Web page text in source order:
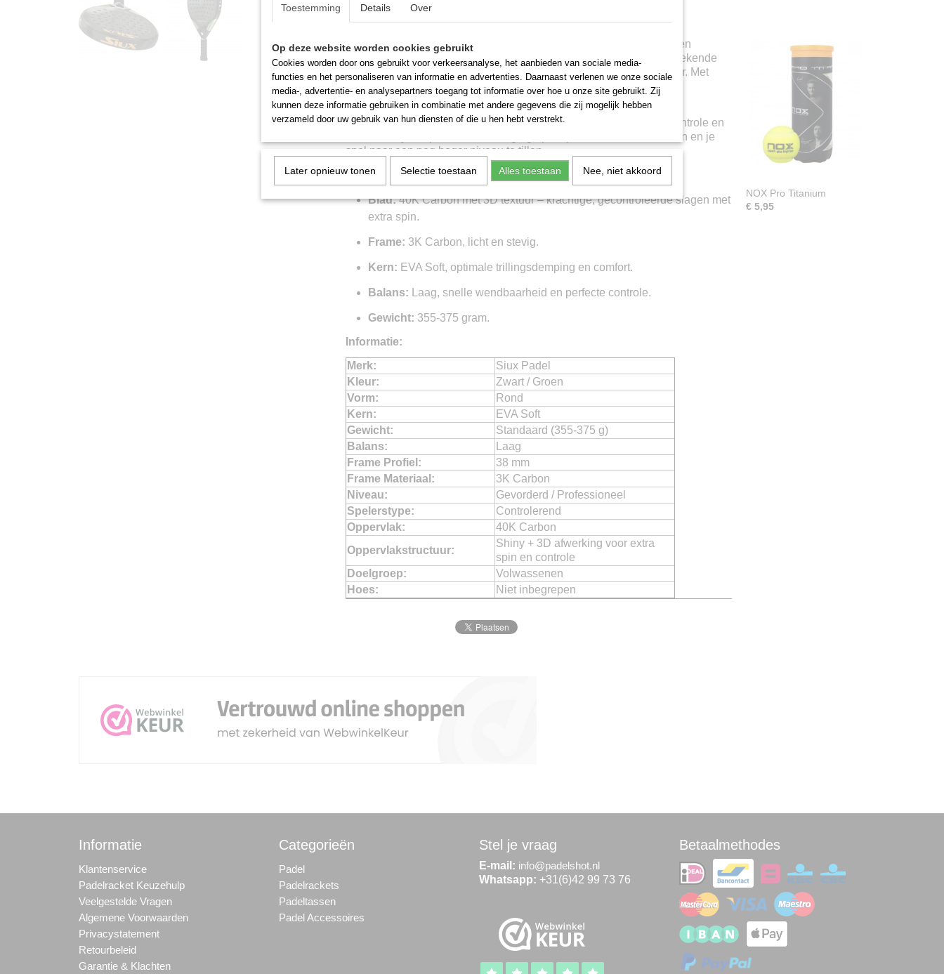
verminderen, hierdoor kun je langer spelen zonder ongemak. Met een
gewicht van 355-375 gram en een lage balans is dit racket een uitstekende
keuze voor spelers die de voorkeur geven aan controle boven power. Met
deze topper kun je jouw spel dan ook verfijnen met technische en
nauwkeurige slagen.
De Siux Trilogy Control Pro 5 biedt een perfect evenwicht tussen controle en
kracht, wat je helpt om elke beweging op de padelbaan te beheersen en je
spel naar een nog hoger niveau te tillen.
Waarom kiezen voor de Siux Trilogy Pro 5?
Blad:40K Carbon met 3D textuur – krachtige, gecontroleerde slagen met
extra spin.
Frame: 3K Carbon, licht en stevig.
Kern: EVA Soft, optimale trillingsdemping en comfort.
Balans: Laag, snelle wendbaarheid en perfecte controle.
Gewicht: 355-375 gram.
Informatie:
Merk:
Siux Padel
Kleur:
Zwart / Groen
Vorm:
Rond
Kern:
EVA Soft
Gewicht:
Standaard (355-375 g)
Balans:
Laag
Frame Profiel:
38 mm
Frame Materiaal:
3K Carbon
Niveau:
Gevorderd / Professioneel
Spelerstype:
Controlerend
Oppervlak:
40K Carbon
Oppervlakstructuur:
Shiny + 3D afwerking voor extra
spin en controle
Doelgroep:
Volwassenen
Hoes:
Niet inbegrepen
NOX Pro Titanium
€ 5,95
Informatie
Klantenservice
Padelracket Keuzehulp
Veelgestelde Vragen
Algemene Voorwaarden
Privacystatement
Retourbeleid
Garantie & Klachten
Categorieën
Padel
Padelrackets
Padeltassen
Padel Accessoires
Stel je vraag
E-mail: info@padelshot.nl
Whatsapp: +31(6)42 99 73 76
Betaalmethodes
Toestemming Details Over
Op deze website worden cookies gebruikt
Cookies worden door ons gebruikt voor verkeersanalyse, het aanbieden van sociale media-
functies en het personaliseren van informatie en advertenties. Daarnaast verlenen we onze sociale
media-, advertentie- en analysepartners toegang tot informatie over hoe u onze site gebruikt. Zij
kunnen deze informatie gebruiken in combinatie met andere gegevens die zij mogelijk hebben
verzameld door uw gebruik van hun diensten of die u hen hebt verstrekt.
Later opnieuw tonen Selectie toestaan Alles toestaan Nee, niet akkoord